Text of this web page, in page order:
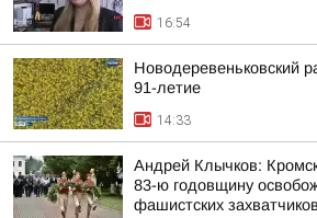
16:54
Новодеревеньковский
91-летие
14:33
Андрей Клычков:
83-ю годовщину
фашистских